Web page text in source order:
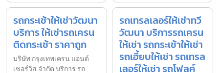
รถกระเช้าให้เช่าวัฒนา
บริการ ให้เช่ารถเครน
ติดกระเช้า ราคาถูก
บริษัท กรุงเทพเครน แอนด์
เซอร์วิส จำกัด บริการ รถ
รถเทรลเลอร์ให้เช่าทวี
วัฒนา บริการรถเครน
ให้เช่า รถกระเช้าให้เช่า
รถเฮี้ยบให้เช่า รถเทรล
เลอร์ให้เช่า รถโฟลค์